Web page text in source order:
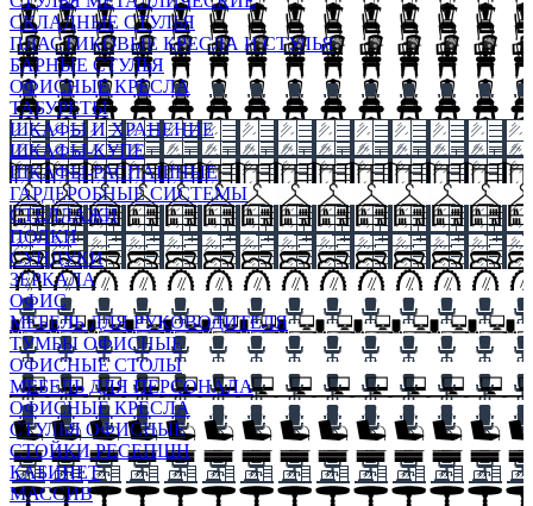
СКЛАДНЫЕ СТУЛЬЯ
ПЛАСТИКОВЫЕ КРЕСЛА И СТУЛЬЯ
БАРНЫЕ СТУЛЬЯ
ОФИСНЫЕ КРЕСЛА
ТАБУРЕТЫ
ШКАФЫ И ХРАНЕНИЕ
ШКАФЫ-КУПЕ
ШКАФЫ-РАСПАШНЫЕ
ГАРДЕРОБНЫЕ СИСТЕМЫ
СТЕЛЛАЖИ
ПОЛКИ
СУНДУКИ
ЗЕРКАЛА
ОФИС
МЕБЕЛЬ ДЛЯ РУКОВОДИТЕЛЯ
ТУМБЫ ОФИСНЫЕ
ОФИСНЫЕ СТОЛЫ
МЕБЕЛЬ ДЛЯ ПЕРСОНАЛА
ОФИСНЫЕ КРЕСЛА
СТУЛЬЯ ОФИСНЫЕ
СТОЙКИ РЕСЕПШН
КАБИНЕТ
МАССИВ